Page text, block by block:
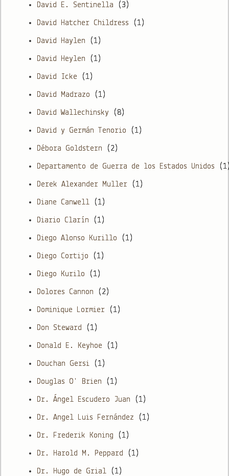
David E. Sentinella (3)
David Hatcher Childress (1)
David Haylen (1)
David Heylen (1)
David Icke (1)
David Madrazo (1)
David Wallechinsky (8)
David y Germán Tenorio (1)
Débora Goldstern (2)
Departamento de Guerra de los Estados Unidos
Derek Alexander Muller (1)
Diane Canwell (1)
Diario Clarín (1)
Diego Alonso Kurillo (1)
Diego Cortijo (1)
Diego Kurilo (1)
Dolores Cannon (2)
Dominique Lormier (1)
Don Steward (1)
Donald E. Keyhoe (1)
Douchan Gersi (1)
Douglas O' Brien (1)
Dr. Ángel Escudero Juan (1)
Dr. Angel Luis Fernández (1)
Dr. Frederik Koning (1)
Dr. Harold M. Peppard (1)
Dr. Hugo de Grial (1)